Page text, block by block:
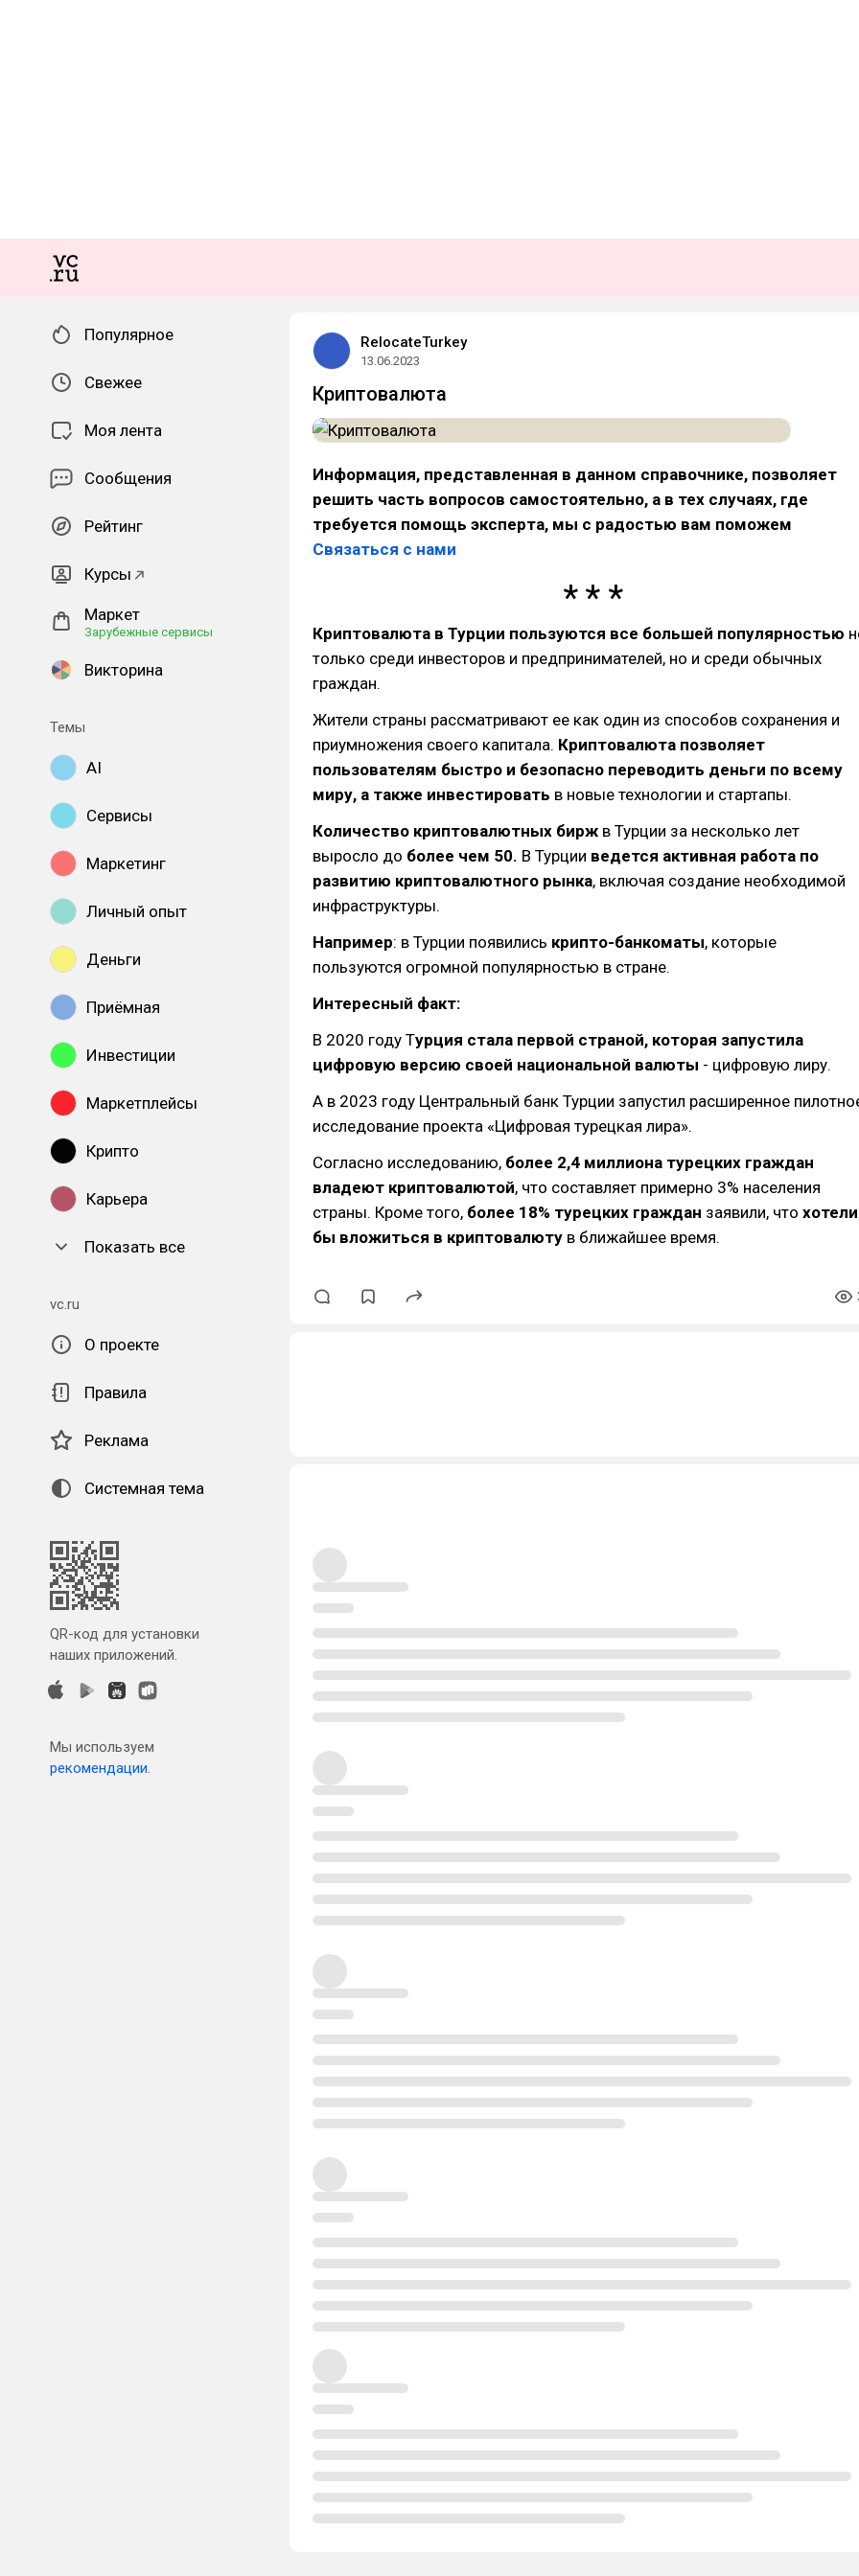
Популярное
Свежее
Моя лента
Сообщения
Рейтинг
Курсы
Маркет
Зарубежные сервисы
Викторина
Темы
AI
Сервисы
Маркетинг
Личный опыт
Деньги
Приёмная
Инвестиции
Маркетплейсы
Крипто
Карьера
Показать все
vc.ru
О проекте
Правила
Реклама
Системная тема
QR-код для установки
наших приложений.
Мы используем
рекомендации.
RelocateTurkey
13.06.2023
Криптовалюта
Информация, представленная в данном справочнике, позволяет
решить часть вопросов самостоятельно, а в тех случаях, где
требуется помощь эксперта, мы с радостью вам поможем
Связаться с нами
Криптовалюта в Турции пользуются все большей популярностью
только среди инвесторов и предпринимателей, но и среди обычных
граждан.
Жители страны рассматривают ее как один из способов сохранения и
приумножения своего капитала. Криптовалюта позволяет
пользователям быстро и безопасно переводить деньги по всему
миру, а также инвестировать в новые технологии и стартапы.
Количество криптовалютных бирж в Турции за несколько лет
выросло до более чем 50. В Турции ведется активная работа по
развитию криптовалютного рынка, включая создание необходимой
инфраструктуры.
Например: в Турции появились крипто-банкоматы, которые
пользуются огромной популярностью в стране.
Интересный факт:
В 2020 году Турция стала первой страной, которая запустила
цифровую версию своей национальной валюты - цифровую лиру.
А в 2023 году Центральный банк Турции запустил расширенное
исследование проекта «Цифровая турецкая лира».
Согласно исследованию, более 2,4 миллиона турецких граждан
владеют криптовалютой, что составляет примерно 3% населения
страны. Кроме того, более 18% турецких граждан заявили, что хотели
бы вложиться в криптовалюту в ближайшее время.